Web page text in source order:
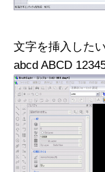
文字を挿入した
abcd ABCD